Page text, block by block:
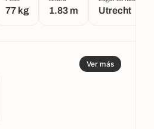
77 kg 1.83 m Utrecht
Ver más